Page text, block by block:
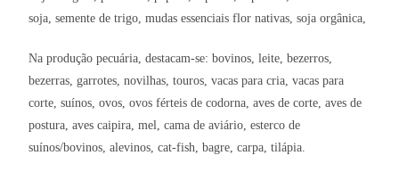
soja, semente de trigo, mudas essenciais flor nativas, soja orgânica,
Na produção pecuária, destacam-se: bovinos, leite, bezerros,
bezerras, garrotes, novilhas, touros, vacas para cria, vacas para
corte, suínos, ovos, ovos férteis de codorna, aves de corte, aves de
postura, aves caipira, mel, cama de aviário, esterco de
suínos/bovinos, alevinos, cat-fish, bagre, carpa, tilápia.